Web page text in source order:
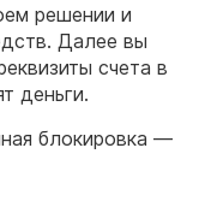
решении и
Далее вы
счета в
деньги.
блокировка —